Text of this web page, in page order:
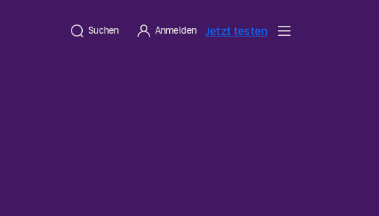
Suchen Anmelden Jetzt testen